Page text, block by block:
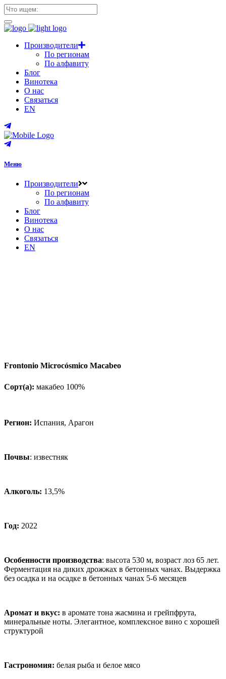
Производители
По регионам
По алфавиту
Блог
Винотека
О нас
Связаться
EN
Меню
Производители
По регионам
По алфавиту
Блог
Винотека
О нас
Связаться
EN
Frontonio Microcósmico Macabeo
Сорт(а): макабео 100%
Регион: Испания, Арагон
Почвы: известняк
Алкоголь: 13,5%
Год: 2022
Особенности производства: высота 530 м, возраст лоз 65 лет.
Ферментация на диких дрожжах в бетонных чанах. Выдержка
без осадка и на осадке в бетонных чанах 5-6 месяцев
Аромат и вкус: в аромате тона жасмина и грейпфрута,
минеральные ноты. Элегантное, комплексное вино с хорошей
структурой
Гастрономия: белая рыба и белое мясо